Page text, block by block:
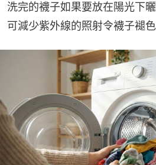
洗完的襪子如果要放在陽光下
可減少紫外線的照射令襪子褪色